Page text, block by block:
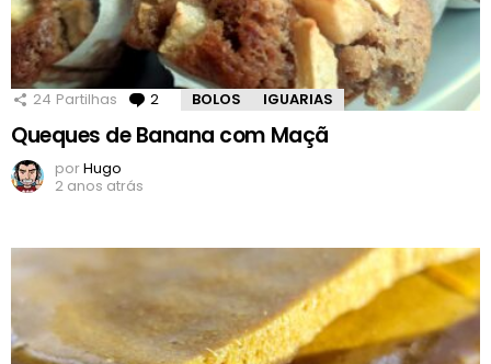
24 Partilhas 2 Comentários
BOLOS IGUARIAS
Queques de Banana com Maçã
porHugo
2 anos atrás